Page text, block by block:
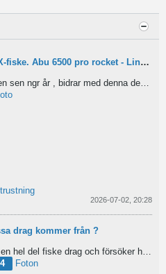
Abu 6500 pro rocket - Lina för kort?
Tillhör begåvningsreserven sen ngr år , bidrar med denna devis.
2026-07-02, 20:28
drag kommer från ?
4
Foton